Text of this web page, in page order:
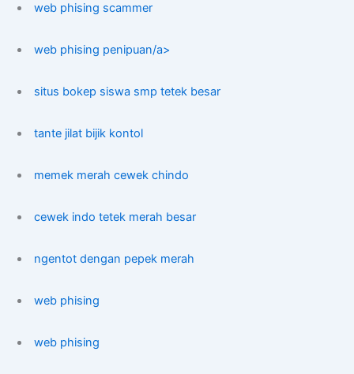
web phising scammer
web phising penipuan/a>
situs bokep siswa smp tetek besar
tante jilat bijik kontol
memek merah cewek chindo
cewek indo tetek merah besar
ngentot dengan pepek merah
web phising
web phising